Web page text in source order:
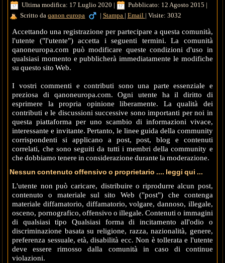
Ultima modifica: 17 Luglio 2020 | Pubblicato: 12 Agosto 2015 |
Scritto daqanon europa | Stampa | Email | Visite: 3032
Accettando una registrazione per partecipare a questa comunità,
l'utente ("l'utente") accetta i seguenti termini. La comunità
qanoneuropa.com può modificare queste condizioni d'uso in
qualsiasi momento e pubblicherà immediatamente le modifiche
su questo sito Web.
I vostri commenti e contributi sono una parte essenziale e
preziosa di qanoneuropa.com. Ogni utente ha il diritto di
esprimere la propria opinione liberamente. La qualità dei
contributi e le discussioni successive sono importanti per noi in
questa piattaforma per uno scambio di informazioni vivace,
interessante e invitante. Pertanto, le linee guida della community
corrispondenti si applicano a post, post, blog e contenuti
correlati, che sono seguiti da tutti i membri della community e
che dobbiamo tenere in considerazione durante la moderazione.
Nessun contenuto offensivo o proprietario .... leggi qui ...
L'utente non può caricare, distribuire o riprodurre alcun post,
contenuto o materiale sul sito Web ("post") che contenga
materiale diffamatorio, diffamatorio, volgare, dannoso, illegale,
osceno, pornografico, offensivo o illegale. Contenuti o immagini
di qualsiasi tipo Qualsiasi forma di incitamento all'odio o
discriminazione basata su religione, razza, nazionalità, genere,
preferenza sessuale, età, disabilità ecc. Non è tollerata e l'utente
deve essere rimosso dalla comunità in caso di continue
violazioni.